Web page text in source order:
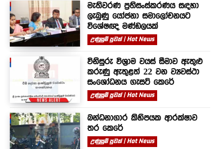
මැතිවරණ ප්‍රතිසංස්කරණය සඳහා
ලැබුණු යෝජනා සමාලෝචනයට
විශේෂඥ මණ්ඩලයක්
උණුසුම් පුවත් | Hot News
විනිසුරු විශ්‍රාම වයස් සීමාව ඇතුළු
කරුණු ඇතුළත් 22 වන ව්‍යවස්ථා
සංශෝධනය ගැසට් කෙරේ
උණුසුම් පුවත් | Hot News
බන්ධනාගාර කිහිපයක ආරක්ෂාව
තර කෙරේ
උණුසුම් පුවත් | Hot News